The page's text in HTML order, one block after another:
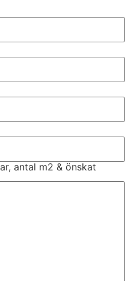
antal m2 & önskat